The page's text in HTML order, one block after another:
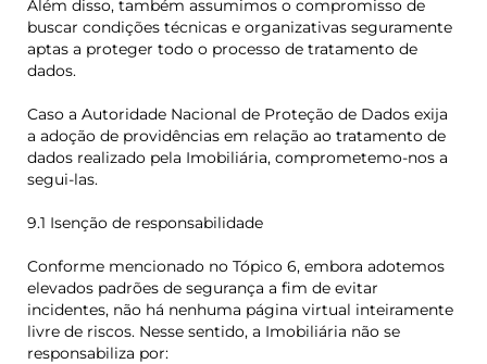
Além disso, também assumimos o compromisso de
buscar condições técnicas e organizativas seguramente
aptas a proteger todo o processo de tratamento de
dados.
Caso a Autoridade Nacional de Proteção de Dados exija
a adoção de providências em relação ao tratamento de
dados realizado pela Imobiliária, comprometemo-nos a
segui-las.
9.1 Isenção de responsabilidade
Conforme mencionado no Tópico 6, embora adotemos
elevados padrões de segurança a fim de evitar
incidentes, não há nenhuma página virtual inteiramente
livre de riscos. Nesse sentido, a Imobiliária não se
responsabiliza por: